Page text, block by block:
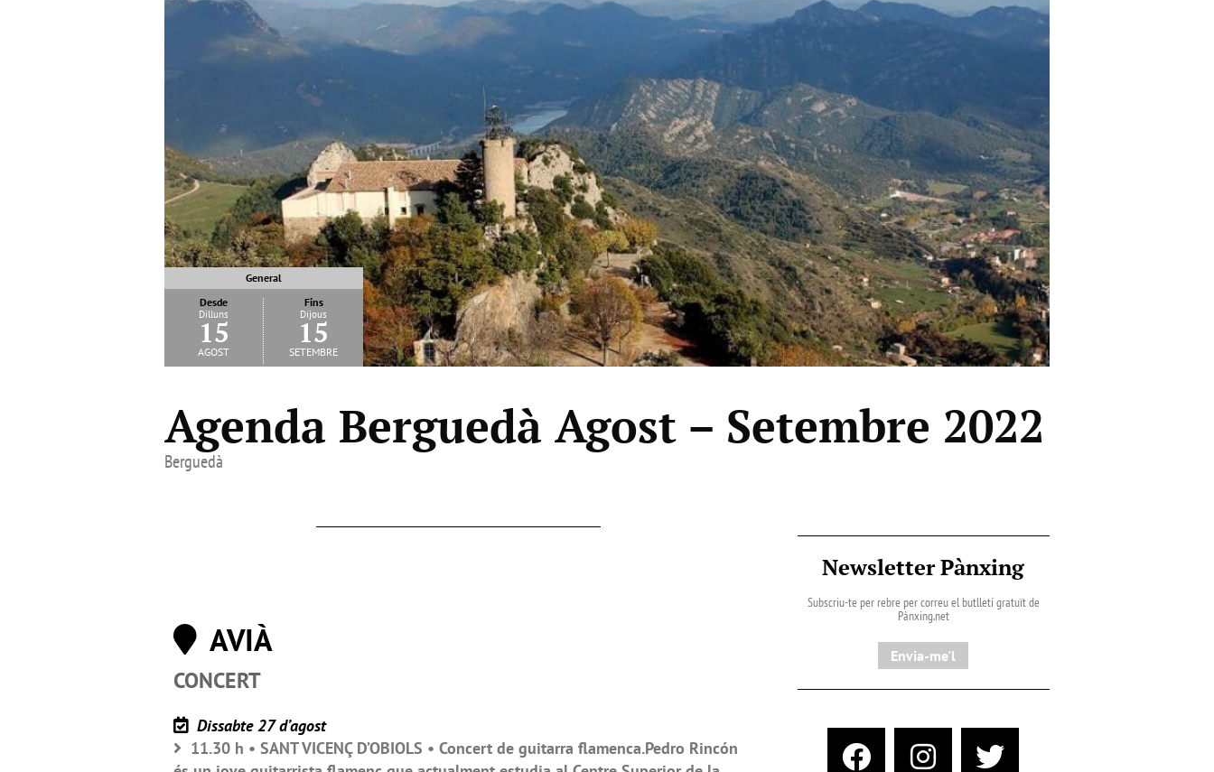
General
Desde
Dilluns
15
agost
Fins
Dijous
15
setembre
Agenda Berguedà Agost – Setembre 2022
Berguedà
AVIÀ
CONCERT
Dissabte 27 d’agost
11.30 h • SANT VICENÇ D’OBIOLS • Concert de guitarra flamenca.Pedro Rincón
Newsletter Pànxing
Subscriu-te per rebre per correu el butlletí gratuït de
Pànxing.net​
Envia-me'l